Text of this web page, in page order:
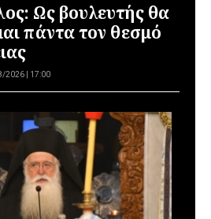
Ως βουλευτής θα
πάντα τον θεσμό
2026 | 17:00